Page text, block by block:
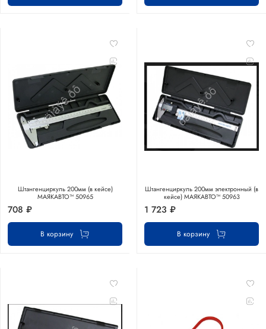
Штангенциркуль 200мм (в кейсе)
МАЯКАВТО™ 50965
708 ₽
В корзину
Штангенциркуль 200мм электронный (в
кейсе) МАЯКАВТО™ 50963
1 723 ₽
В корзину